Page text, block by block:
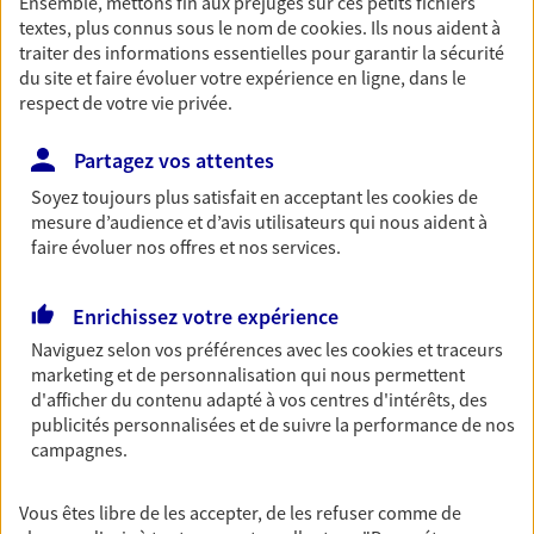
Découvrir les offres Épargne
Retraite
Préparez sereinement ce nouveau chapitre de
votre vie avec les conseils d'un expert. Découvrez
notre solution PER (Plan Epargne Retraite)
spécialement conçue pour la retraite.
Prévoyance
Pour un avenir serein, assurez-vous avec notre
contrat prévoyance. Préservez vos proches en cas
d'accident ou de maladie en optant pour les
garanties incapacité temporaire totale de travail,
Découvrir l'offre Prévoyance
textes, plus connus sous le nom decookies. Ils nous aident à
traiter des informations essentielles pour garantir la sécurité
du site et faire évoluer votre expérience en ligne, dans le
respect de votre vie privée.
Partagez vos attentes
Soyez toujours plus satisfait en acceptant lescookiesde
mesure d’audience et d’avis utilisateurs qui nous aident à
faire évoluer nos offres et nos services.
Enrichissez votre expérience
Naviguez selon vos préférences avec lescookies et traceurs
marketing et de personnalisation qui nous permettent
d'afficher du contenu adapté à vos centres d'intérêts, des
publicités personnalisées et de suivre la performance de nos
campagnes.
Vous êtes libre de les accepter, de les refuser comme de